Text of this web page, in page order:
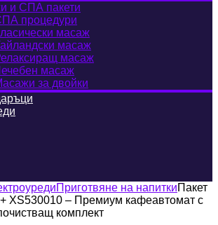
и СПА пакети
процедури
масаж
масаж
масаж
масаж
за двойки
Приготвяне на напиткиПакет
XS530010 – Премиум кафеавтомат с
комплект